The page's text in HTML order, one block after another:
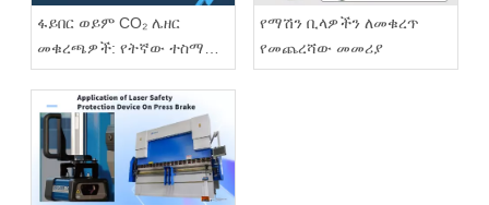
ፋይበር ወይም CO₂ ሌዘር
መቁረጫዎች: የትኛው ተስማሚ
ነው?
የማሽን ቢላዎችን ለመቁረጥ
የመጨረሻው መመሪያ